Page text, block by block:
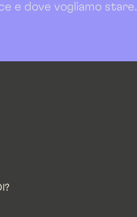
e dove vogliamo stare.